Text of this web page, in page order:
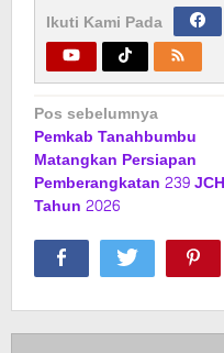
Ikuti Kami Pada
Navigasi
pos
Pos sebelumnya
Pemkab Tanahbumbu
Matangkan Persiapan
Pemberangkatan 239 JCH
Tahun 2026